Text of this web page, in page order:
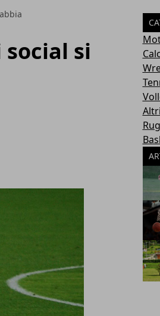
social si